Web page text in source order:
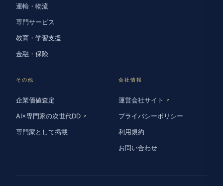
運輸・物流
専門サービス
教育・学習支援
金融・保険
その他
企業価値査定
AI×専門家の次世代DD ↗
専門家として掲載
会社情報
運営会社サイト ↗
プライバシーポリシー
利用規約
お問い合わせ